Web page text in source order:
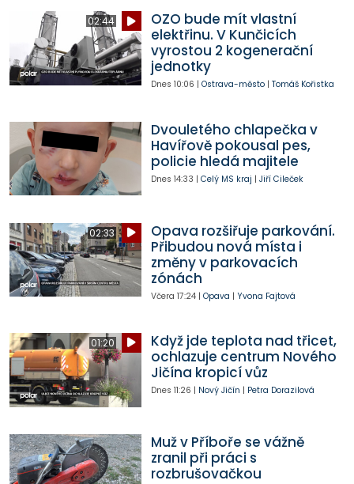
02:44
OZO bude mít vlastní
elektřinu. V Kunčicích
vyrostou 2 kogenerační
jednotky
Dnes 10:06 | Ostrava-město| Tomáš Kořistka
Dvouletého chlapečka v
Havířově pokousal pes,
policie hledá majitele
Dnes 14:33 | Celý MS kraj | Jiří Cileček
02:33
Opava rozšiřuje parkování.
Přibudou nová místa i
změny v parkovacích
zónách
Včera 17:24| Opava | Yvona Fajtová
01:20
Když jde teplota nad třicet,
ochlazuje centrum Nového
Jičína kropicí vůz
Dnes 11:26 | Nový Jičín | Petra Dorazilová
Muž v Příboře se vážně
zranil při práci s
rozbrušovačkou